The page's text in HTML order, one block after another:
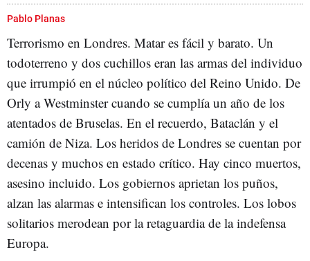
CONGRESO DE LOS DIPUTADOS
CASO PALAU INHABILITACIÓN PARLAMENTO BRITÁNICO
Pablo Planas
Terrorismo en Londres. Matar es fácil y barato. Un
todoterreno y dos cuchillos eran las armas del individuo
que irrumpió en el núcleo político del Reino Unido. De
Orly a Westminster cuando se cumplía un año de los
atentados de Bruselas. En el recuerdo, Bataclán y el
camión de Niza. Los heridos de Londres se cuentan por
decenas y muchos en estado crítico. Hay cinco muertos,
asesino incluido. Los gobiernos aprietan los puños,
alzan las alarmas e intensifican los controles. Los lobos
solitarios merodean por la retaguardia de la indefensa
Europa.